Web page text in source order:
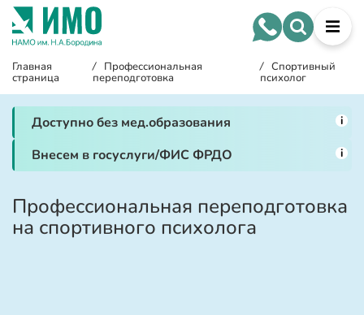
Главная
страница
/ Профессиональная
переподготовка
/ Спортивный
психолог
Доступно без мед.образования i
Внесем в госуслуги/ФИС ФРДО i
Профессиональная переподготовка
на спортивного психолога